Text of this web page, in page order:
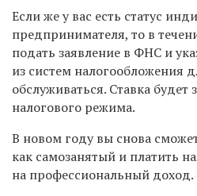
Если же у вас есть статус
предпринимателя, то в
подать заявление в ФНС и
из систем налогообложения
обслуживаться. Ставка будет
налогового режима.
В новом году вы снова
как самозанятый и платить
на профессиональный доход.